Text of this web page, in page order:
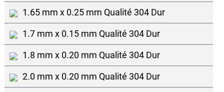
1.65 mm x 0.25 mm Qualité 304 Dur
1.7 mm x 0.15 mm Qualité 304 Dur
1.8 mm x 0.20 mm Qualité 304 Dur
2.0 mm x 0.20 mm Qualité 304 Dur